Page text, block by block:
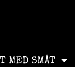
MED SMÅT